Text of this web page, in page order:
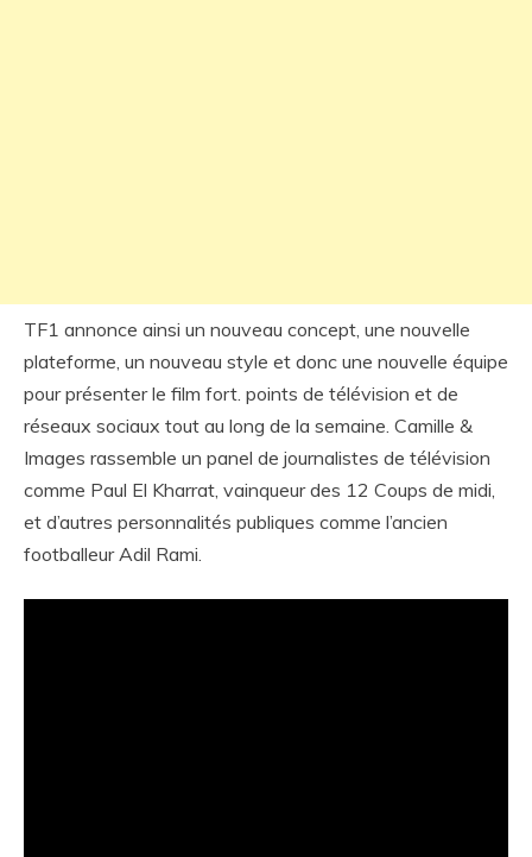
TF1 annonce ainsi un nouveau concept, une nouvelle
plateforme, un nouveau style et donc une nouvelle équipe
pour présenter le film fort. points de télévision et de
réseaux sociaux tout au long de la semaine. Camille &
Images rassemble un panel de journalistes de télévision
comme Paul El Kharrat, vainqueur des 12 Coups de midi,
et d’autres personnalités publiques comme l’ancien
footballeur Adil Rami.